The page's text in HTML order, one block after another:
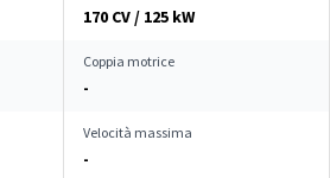
170 CV / 125 kW
Coppia motrice
-
Velocità massima
-